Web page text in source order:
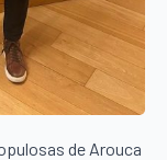
de Arouca